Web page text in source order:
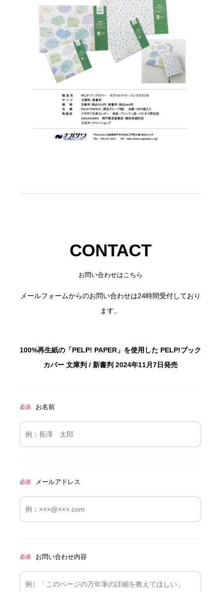
CONTACT
お問い合わせはこちら
メールフォームからのお問い合わせは24時間受付しており
ます。
100%再生紙の「PELP! PAPER」を使用した PELP!ブック
カバー 文庫判 / 新書判 2024年11月7日発売
必須 お名前
必須 メールアドレス
必須 お問い合わせ内容